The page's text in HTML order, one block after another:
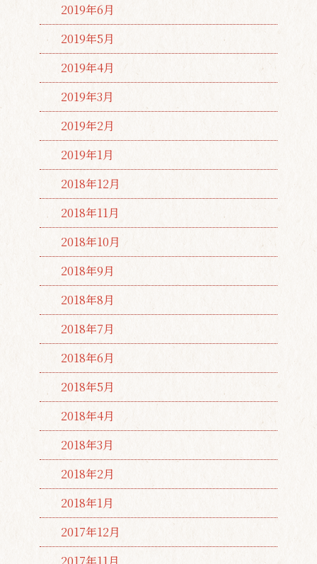
2019年6月
2019年5月
2019年4月
2019年3月
2019年2月
2019年1月
2018年12月
2018年11月
2018年10月
2018年9月
2018年8月
2018年7月
2018年6月
2018年5月
2018年4月
2018年3月
2018年2月
2018年1月
2017年12月
2017年11月